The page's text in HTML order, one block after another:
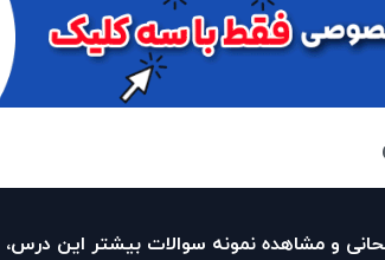
و مشاهده نمونه سوالات بیشتر این درس،